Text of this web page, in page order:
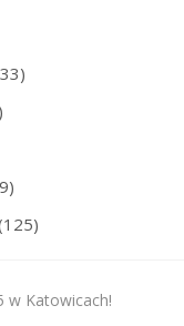
w Katowicach!